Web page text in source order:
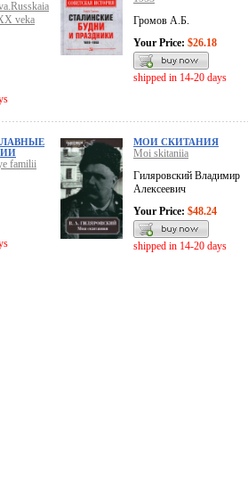
veka
Громов А.Б.
Your Price: $26.18
shipped in 14-20 days
familii
МОИ СКИТАНИЯ
Moi skitaniia
Гиляровский Владимир
Алексеевич
Your Price: $48.24
shipped in 14-20 days